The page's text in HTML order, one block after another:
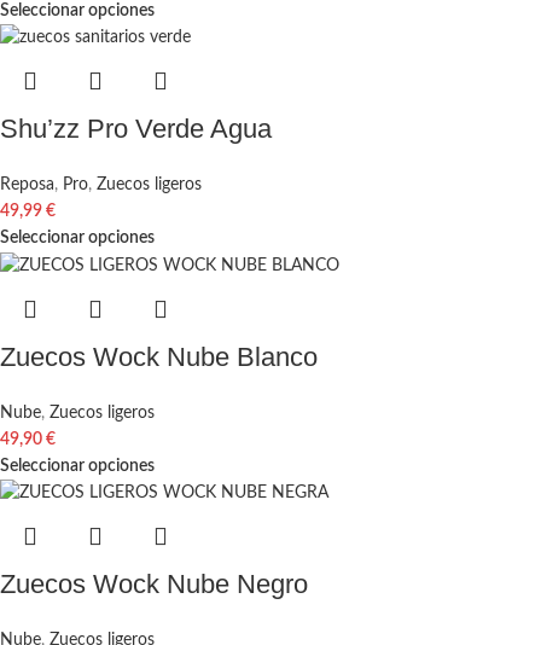
Seleccionar opciones
Shu’zz Pro Verde Agua
Reposa, Pro, Zuecos ligeros
49,99 €
Seleccionar opciones
Zuecos Wock Nube Blanco
Nube, Zuecos ligeros
49,90 €
Seleccionar opciones
Zuecos Wock Nube Negro
Nube, Zuecos ligeros